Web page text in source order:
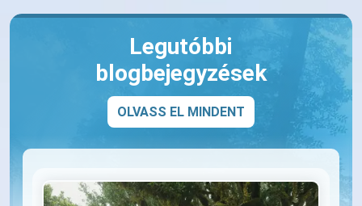
Legutóbbi
blogbejegyzések
OLVASS EL MINDENT